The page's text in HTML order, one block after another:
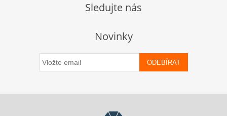
Sledujte nás
Novinky
ODEBÍRAT